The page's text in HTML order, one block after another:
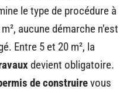
le type de procédure à
aucune démarche n’est
Entre 5 et 20 m², la
devient obligatoire.
de construirevous